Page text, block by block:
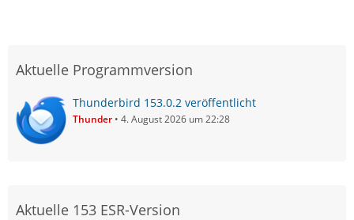
Aktuelle Programmversion
Thunderbird 153.0.2 veröffentlicht
Thunder 4. August 2026 um 22:28
Aktuelle 153 ESR-Version